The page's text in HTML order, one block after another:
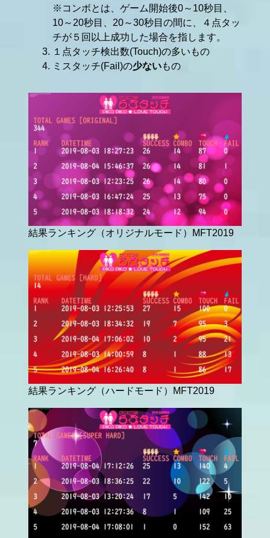
※コンボとは、ゲーム開始後0～10秒目、
10～20秒目、20～30秒目の間に、４点タッ
チが５回以上成功した場合を指します。
１点タッチ検出数(Touch)の多いもの
ミスタッチ(Fail)の少ないもの
結果ランキング（オリジナルモード）MFT2019
結果ランキング（ハードモード）MFT2019